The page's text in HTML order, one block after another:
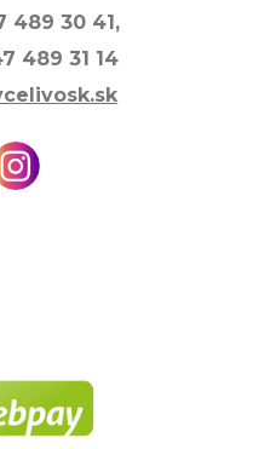
489 30 41,
31 14